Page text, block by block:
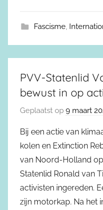
Fascisme,
PVV-Statenlid
bewust in op
Geplaatst op 9 maart
Bij een actie van
kolen en Extinction
van Noord-Holland
Statenlid Ronald van
activisten ingereden.
zijn motorkap. Na het